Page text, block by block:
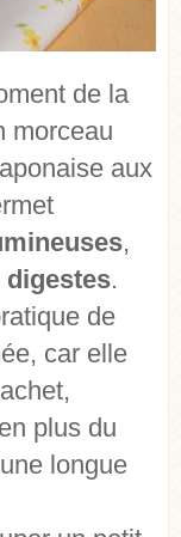
de la
morceau
aux
,
digestes.
de
car elle
plus du
longue